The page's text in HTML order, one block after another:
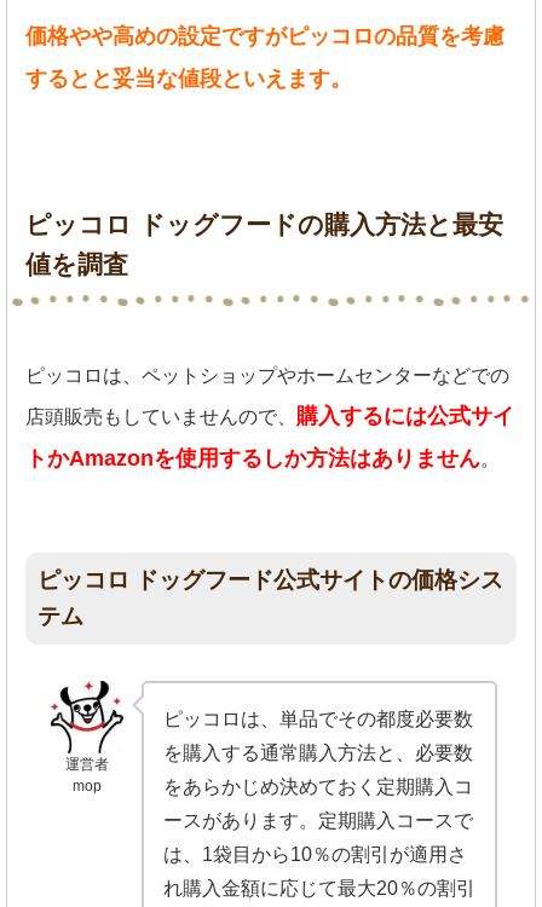
価格やや高めの設定ですがピッコロの品質を考慮
するとと妥当な値段といえます。
ピッコロ ドッグフードの購入方法と最安
値を調査
ピッコロは、ペットショップやホームセンターなどでの
店頭販売もしていませんので、 購入するには公式サイ
トかAmazonを使用するしか方法はありません。
ピッコロ ドッグフード公式サイトの価格シス
テム
運営者
mop
ピッコロは、単品でその都度必要数
を購入する通常購入方法と、必要数
をあらかじめ決めておく定期購入コ
ースがあります。定期購入コースで
は、1袋目から10％の割引が適用さ
れ購入金額に応じて最大20％の割引